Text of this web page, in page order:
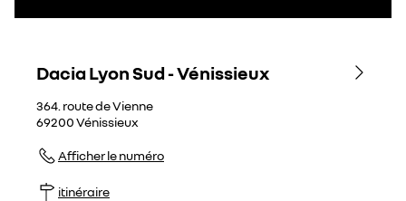
Dacia Lyon Sud - Vénissieux
364. route de Vienne
69200Vénissieux
Afficher le numéro
itinéraire